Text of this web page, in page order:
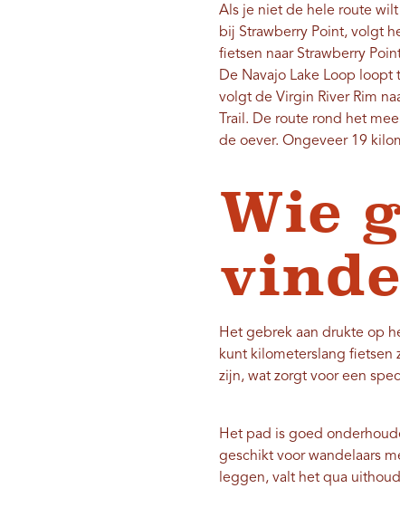
Als je niet de hele route
bij Strawberry Point, volgt
fietsen naar Strawberry
De Navajo Lake Loop
volgt de Virgin River Rim
Trail. De route rond het
de oever. Ongeveer 19
Wie
Het gebrek aan drukte op
kunt kilometerslang fietsen
zijn, wat zorgt voor een
Het pad is goed
geschikt voor wandelaars
leggen, valt het qua